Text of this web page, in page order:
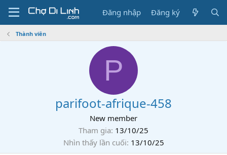
Đăng nhập Đăng ký
Thành viên
P
parifoot-afrique-458
New member
Tham gia 13/10/25
Nhìn thấy lần cuối 13/10/25